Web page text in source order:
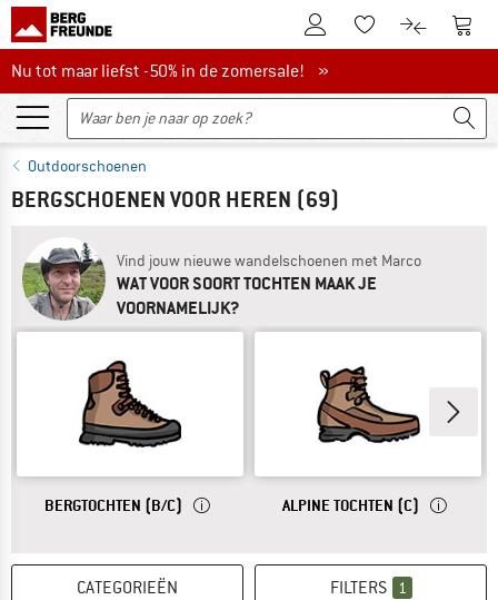
De klantenaccount
Naar deNaar de
Nu tot maar liefst -50% in de zomersale!
Nu tot maar liefst -50% in de zomersale! »
Outdoorschoenen
BERGSCHOENEN VOOR HEREN (69)
Vind jouw nieuwe wandelschoenen met Marco
WAT VOOR SOORT TOCHTEN MAAK JE
VOORNAMELIJK?
ANTWOORD
BERGTOCHTEN (B/C) VOOR BERGTOCHTEN EN MEERDAAGSE
ANTWOORD
ALPINE TOCHTEN (C) VOOR
CATEGORIEËN FILTERS 1